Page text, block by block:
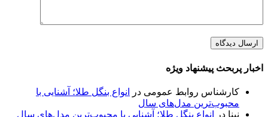
اخبار پربحث پیشنهاد ویژه
کارشناس روابط عمومی در
انواع بنگل طلا؛ آشنایی با
محبوب‌ترین مدل‌های سال
نینا در
انواع بنگل طلا؛ آشنایی با محبوب‌ترین مدل‌های سال